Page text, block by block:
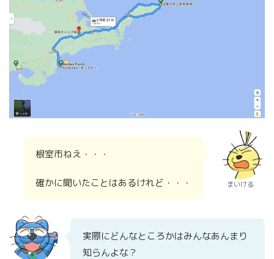
根室市ねえ・・・
確かに聞いたことはあるけれど・・・ まいける
実際にどんなところかはみんなあんまり
知らんよな？